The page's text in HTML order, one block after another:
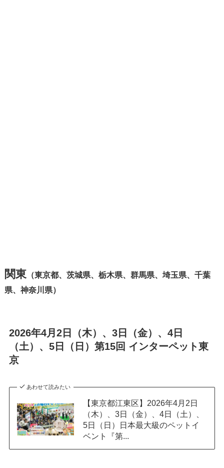
関東 （東京都、茨城県、栃木県、群馬県、埼玉県、千葉
県、神奈川県）
2026年4月2日（木）、3日（金）、4日
（土）、5日（日）第15回 インターペット東
京
あわせて読みたい
【東京都江東区】2026年4月2日
（木）、3日（金）、4日（土）、
5日（日）日本最大級のペットイ
ベント『第...